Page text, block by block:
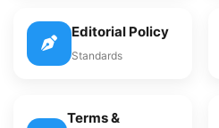
Editorial Policy
Standards
Terms &